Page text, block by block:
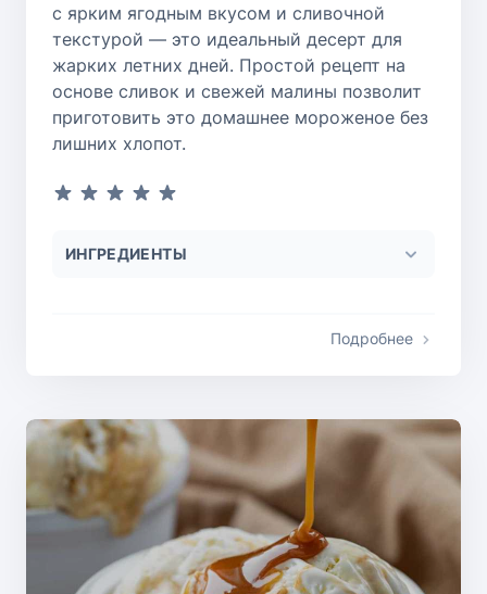
с ярким ягодным вкусом и сливочной
текстурой — это идеальный десерт для
жарких летних дней. Простой рецепт на
основе сливок и свежей малины позволит
приготовить это домашнее мороженое без
лишних хлопот.
ИНГРЕДИЕНТЫ
Подробнее